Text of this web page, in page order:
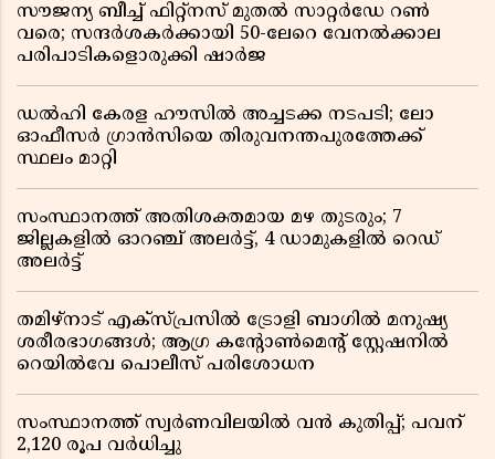
സൗജന്യ ബീച്ച് ഫിറ്റ്നസ് മുതൽ സാറ്റർഡേ റൺ
വരെ; സന്ദർശകർക്കായി 50-ലേറെ വേനൽക്കാല
പരിപാടികളൊരുക്കി ഷാർജ
ഡൽഹി കേരള ഹൗസിൽ അച്ചടക്ക നടപടി; ലോ
ഓഫീസർ ഗ്രാൻസിയെ തിരുവനന്തപുരത്തേക്ക്
സ്ഥലം മാറ്റി
സംസ്ഥാനത്ത് അതിശക്തമായ മഴ തുടരും; 7
ജില്ലകളിൽ ഓറഞ്ച് അലർട്ട്, 4 ഡാമുകളിൽ റെഡ്
അലർട്ട്
തമിഴ്‌നാട് എക്സ്പ്രസിൽ ട്രോളി ബാഗിൽ മനുഷ്യ
ശരീരഭാഗങ്ങൾ; ആഗ്ര കൻ്റോൺമെൻ്റ് സ്റ്റേഷനിൽ
റെയിൽവേ പൊലീസ് പരിശോധന
സംസ്ഥാനത്ത് സ്വര്‍ണവിലയില്‍ വന്‍ കുതിപ്പ്; പവന്
2,120 രൂപ വര്‍ധിച്ചു